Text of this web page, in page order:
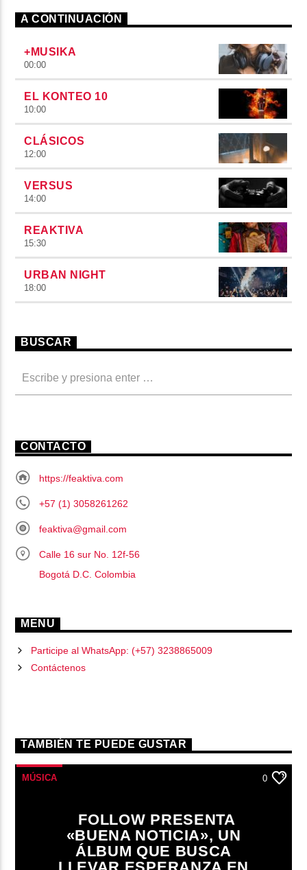
A CONTINUACIÓN
+MUSIKA
00:00
EL KONTEO 10
10:00
CLÁSICOS
12:00
VERSUS
14:00
REAKTIVA
15:30
URBAN NIGHT
18:00
BUSCAR
CONTACTO
https://feaktiva.com
+57 (1) 3058261262
feaktiva@gmail.com
Calle 16 sur No. 12f-56
Bogotá D.C. Colombia
MENU
Participe al WhatsApp: (+57) 3238865009
Contáctenos
TAMBIÉN TE PUEDE GUSTAR
MÚSICA 0
FOLLOW PRESENTA
«BUENA NOTICIA», UN
ÁLBUM QUE BUSCA